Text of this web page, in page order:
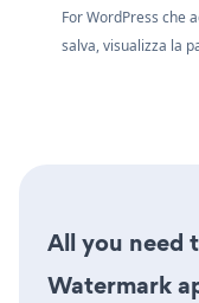
For WordPress che
salva, visualizza la
All you need
Watermark